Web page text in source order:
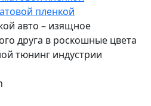
пленкой
авто – изящное
друга в роскошные цвета
тюнинг индустрии